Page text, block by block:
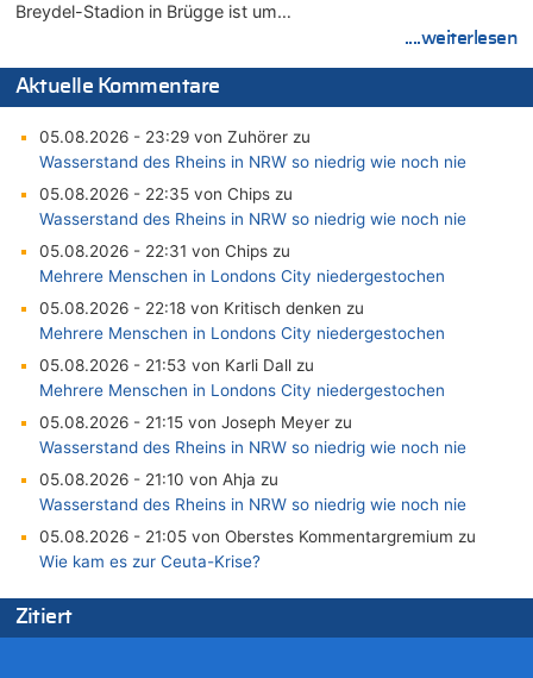
Breydel-Stadion in Brügge ist um…
....weiterlesen
Aktuelle Kommentare
05.08.2026 - 23:29 von Zuhörer zu
Wasserstand des Rheins in NRW so niedrig wie noch nie
05.08.2026 - 22:35 von Chips zu
Wasserstand des Rheins in NRW so niedrig wie noch nie
05.08.2026 - 22:31 von Chips zu
Mehrere Menschen in Londons City niedergestochen
05.08.2026 - 22:18 von Kritisch denken zu
Mehrere Menschen in Londons City niedergestochen
05.08.2026 - 21:53 von Karli Dall zu
Mehrere Menschen in Londons City niedergestochen
05.08.2026 - 21:15 von Joseph Meyer zu
Wasserstand des Rheins in NRW so niedrig wie noch nie
05.08.2026 - 21:10 von Ahja zu
Wasserstand des Rheins in NRW so niedrig wie noch nie
05.08.2026 - 21:05 von Oberstes Kommentargremium zu
Wie kam es zur Ceuta-Krise?
Aachen ab 11. August wieder Mekka des Pferdesports –
Belgien setzt bei Reit-WM auf starke Springreiter
Zitiert